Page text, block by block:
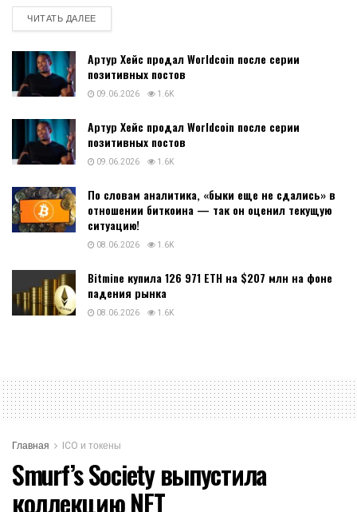
ЧИТАТЬ ДАЛЕЕDETAILS
Артур Хейс продал Worldcoin после серии
позитивных постов
09.06.2026 1.6K
Артур Хейс продал Worldcoin после серии
позитивных постов
09.06.2026 1.6K
По словам аналитика, «быки еще не сдались» в
отношении биткоина — так он оценил текущую
ситуацию!
08.06.2026 1.6K
Bitmine купила 126 971 ETH на $207 млн на фоне
падения рынка
08.06.2026 1.6K
Главная ICO и токены
Smurf’s Society выпустила
коллекцию NFT